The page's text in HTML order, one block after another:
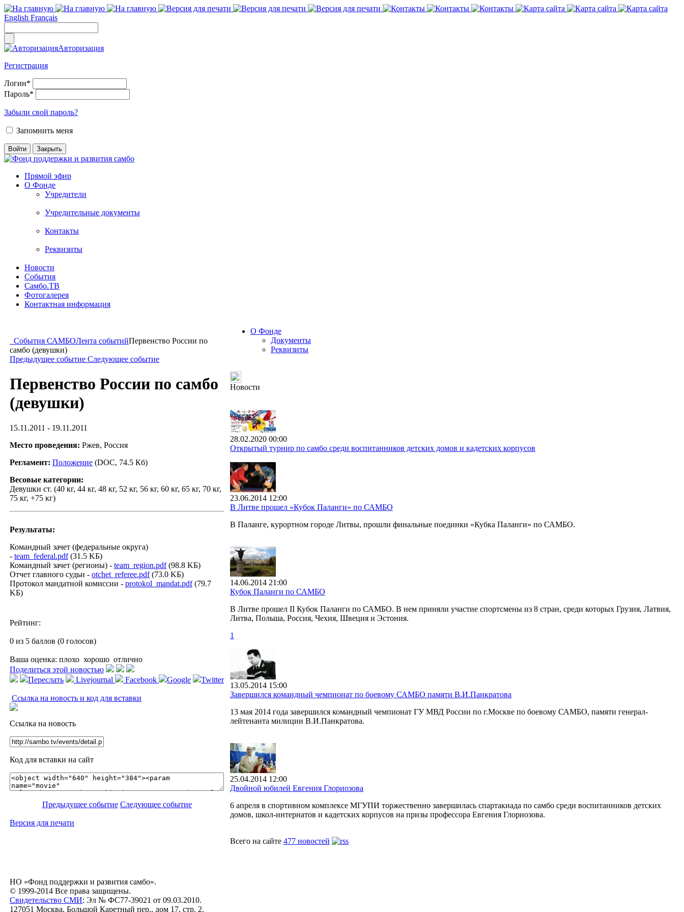
English Français
Авторизация
Регистрация
Логин*
Пароль*
Забыли свой пароль?
Запомнить меня
Прямой эфир
О Фонде
Учредители
Учредительные документы
Контакты
Реквизиты
Новости
События
Самбо.ТВ
Фотогалерея
Контактная информация
События САМБОЛента событийПервенство России по
самбо (девушки)
Предыдущее событие Следующее событие
Первенство России по самбо
(девушки)
15.11.2011 - 19.11.2011
Место проведения: Ржев, Россия
Регламент: Положение (DOC, 74.5 Кб)
Весовые категории:
Девушки ст. (40 кг, 44 кг, 48 кг, 52 кг, 56 кг, 60 кг, 65 кг, 70 кг,
75 кг, +75 кг)
Результаты:
Командный зачет (федеральные округа)
- team_federal.pdf(31.5 KБ)
Командный зачет (регионы) - team_region.pdf(98.8 KБ)
Отчет главного судьи - otchet_referee.pdf(73.0 KБ)
Протокол мандатной комиссии - protokol_mandat.pdf(79.7
KБ)
Рейтинг:
0 из 5 баллов (0 голосов)
Ваша оценка: плохо хорошо отлично
Поделиться этой новостью
Переслать
Livejournal Facebook Google Twitter
Ссылка на новость и код для вставки
Ссылка на новость
Код для вставки на сайт
Предыдущее событие Следующее событие
Версия для печати
О Фонде
Документы
Реквизиты
Новости
28.02.2020 00:00
Открытый турнир по самбо среди воспитанников детских домов и кадетских корпусов
23.06.2014 12:00
В Литве прошел «Кубок Паланги» по САМБО
В Паланге, курортном городе Литвы, прошли финальные поединки «Кубка Паланги» по САМБО.
14.06.2014 21:00
Кубок Паланги по САМБО
В Литве прошел II Кубок Паланги по САМБО. В нем приняли участие спортсмены из 8 стран, среди которых Грузия, Латвия,
Литва, Польша, Россия, Чехия, Швеция и Эстония.
1
13.05.2014 15:00
Завершился командный чемпионат по боевому САМБО памяти В.И.Панкратова
13 мая 2014 года завершился командный чемпионат ГУ МВД России по г.Москве по боевому САМБО, памяти генерал-
лейтенанта милиции В.И.Панкратова.
25.04.2014 12:00
Двойной юбилей Евгения Глориозова
6 апреля в спортивном комплексе МГУПИ торжественно завершилась спартакиада по самбо среди воспитанников детских
домов, школ-интернатов и кадетских корпусов на призы профессора Евгения Глориозова.
Всего на сайте 477 новостей
НО «Фонд поддержки и развития самбо».
© 1999-2014 Все права защищены.
Свидетельство СМИ: Эл № ФС77-39021 от 09.03.2010.
127051 Москва, Большой Каретный пер., дом 17, стр. 2.